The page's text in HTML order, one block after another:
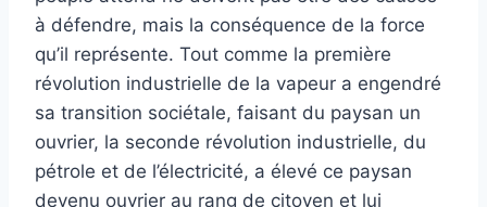
à défendre, mais la conséquence de la force
qu’il représente. Tout comme la première
révolution industrielle de la vapeur a engendré
sa transition sociétale, faisant du paysan un
ouvrier, la seconde révolution industrielle, du
pétrole et de l’électricité, a élevé ce paysan
devenu ouvrier au rang de citoyen et lui